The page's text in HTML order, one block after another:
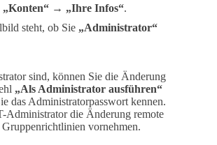
„Konten“ → „Ihre Infos“.
steht, ob Sie „Administrator“
sind, können Sie die Änderung
„Als Administrator ausführen“
das Administratorpasswort kennen.
Administrator die Änderung remote
vornehmen.